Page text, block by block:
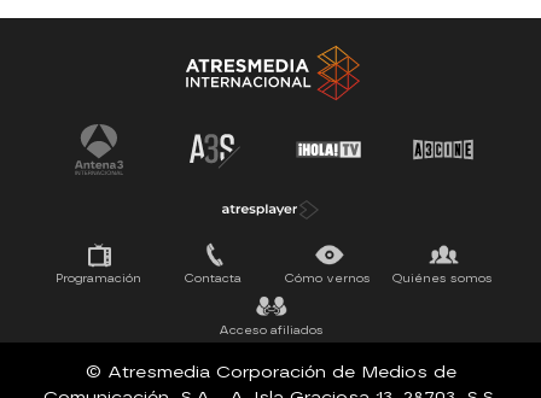
Antena 3 Noticias El Hormiguero
Tu cara me suena Pasapalabra
Programación Contacta Cómo vernos Quiénes somos
Acceso afiliados
© Atresmedia Corporación de Medios de